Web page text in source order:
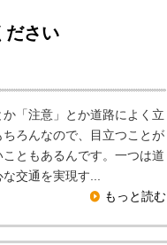
ださい
「注意」とか道路によく立
ろんなので、目立つことが
ともあるんです。一つは道
交通を実現す...
もっと読む